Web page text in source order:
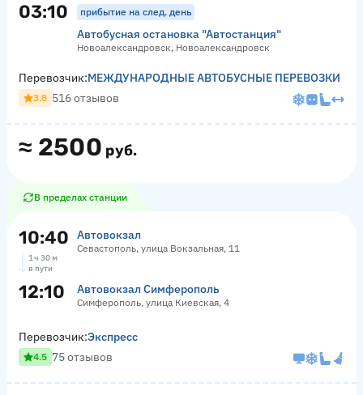
03:10 прибытие на след. день
Автобусная остановка "Автостанция"
Новоалександровск, Новоалександровск
≈ 2500 руб.
Перевозчик:МЕЖДУНАРОДНЫЕ АВТОБУСНЫЕ ПЕРЕВОЗКИ
3.8 516 отзывов
В пределах станции
10:40 Автовокзал
Севастополь, улица Вокзальная, 11
1 ч 30 м
в пути
12:10 Автовокзал Симферополь
Симферополь, улица Киевская, 4
Перевозчик:Экспресс
4.5 75 отзывов